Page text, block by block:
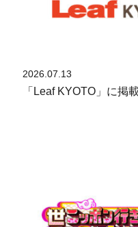
2026.07.13
「Leaf KYOTO」に掲